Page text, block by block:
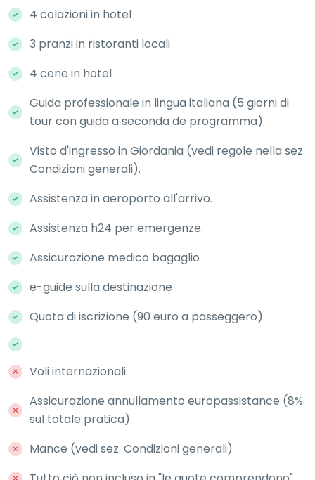
4 colazioni in hotel
3 pranzi in ristoranti locali
4 cene in hotel
Guida professionale in lingua italiana (5 giorni di
tour con guida a seconda de programma).
Visto d'ingresso in Giordania (vedi regole nella sez.
Condizioni generali).
Assistenza in aeroporto all'arrivo.
Assistenza h24 per emergenze.
Assicurazione medico bagaglio
e-guide sulla destinazione
Quota di iscrizione (90 euro a passeggero)
Voli internazionali
Assicurazione annullamento europassistance (8%
sul totale pratica)
Mance (vedi sez. Condizioni generali)